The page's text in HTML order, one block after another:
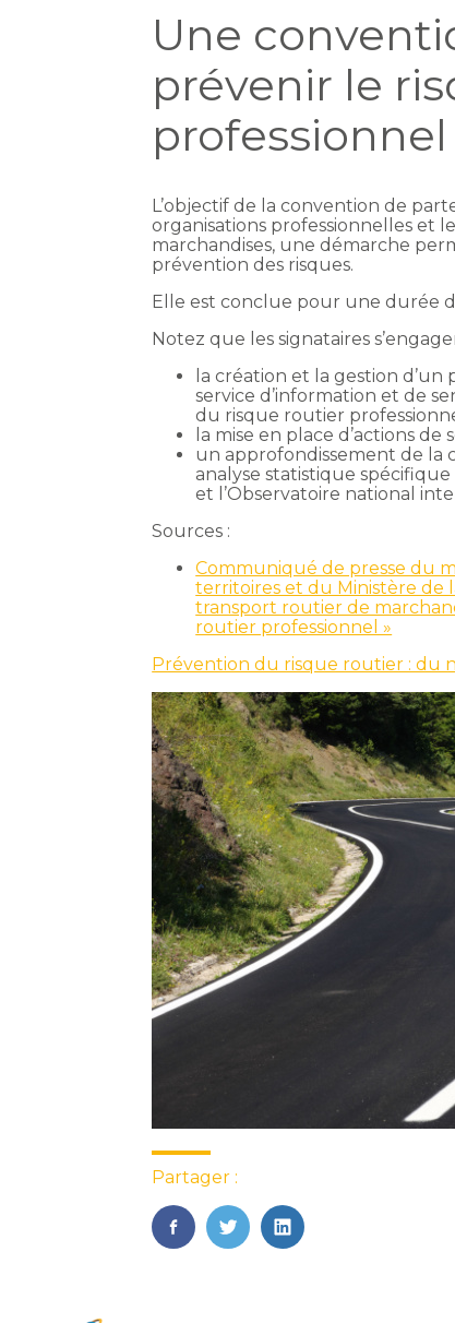
Une
prévenir le
professionnel
L’objectif de la convention de
organisations professionnelles et
marchandises, une démarche
prévention des risques.
Elle est conclue pour une durée
Notez que les signataires
la création et la gestion
service d’information et de
du risque routier
la mise en place d’actions
un approfondissement de la
analyse statistique spécifique
et l’Observatoire national
Sources :
Communiqué de presse du
territoires et du Ministère de
transport routier de
routier professionnel »
Prévention du risque routier : du
Partager :
FaceBook
TwitterLinkedIn